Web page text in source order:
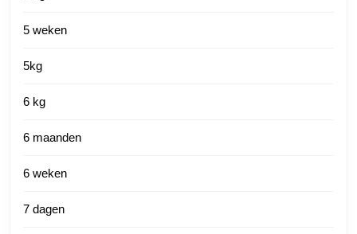
5 weken
5kg
6 kg
6 maanden
6 weken
7 dagen